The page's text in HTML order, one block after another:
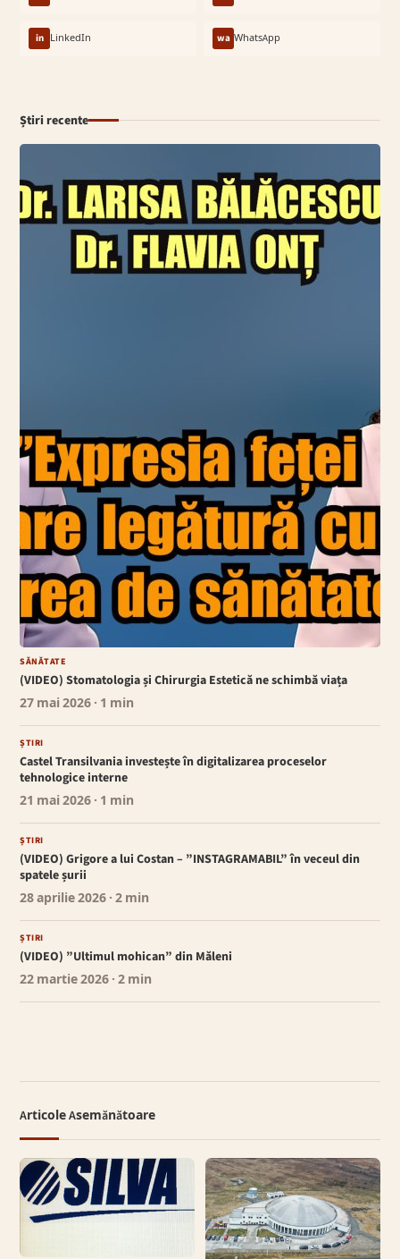
in LinkedIn wa WhatsApp
Știri recente
SĂNĂTATE
(VIDEO) Stomatologia și Chirurgia Estetică ne schimbă viața
27 mai 2026 · 1 min
ȘTIRI
Castel Transilvania investește în digitalizarea proceselor
tehnologice interne
21 mai 2026 · 1 min
ȘTIRI
(VIDEO) Grigore a lui Costan – ”INSTAGRAMABIL” în veceul din
spatele șurii
28 aprilie 2026 · 2 min
ȘTIRI
(VIDEO) ”Ultimul mohican” din Măleni
22 martie 2026 · 2 min
Articole Asemănătoare